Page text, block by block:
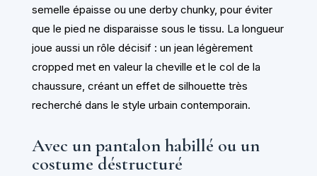
semelle épaisse ou une derby chunky, pour éviter
que le pied ne disparaisse sous le tissu. La longueur
joue aussi un rôle décisif : un jean légèrement
cropped met en valeur la cheville et le col de la
chaussure, créant un effet de silhouette très
recherché dans le style urbain contemporain.
Avec un pantalon habillé ou un
costume déstructuré